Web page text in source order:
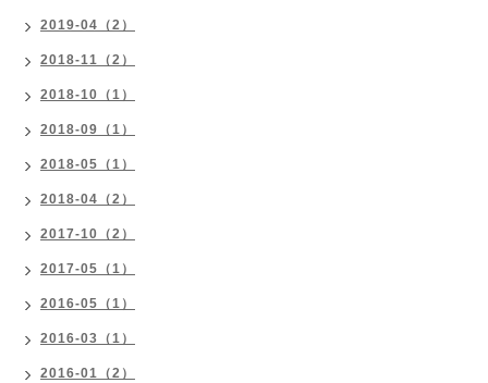
2019-04（2）
2018-11（2）
2018-10（1）
2018-09（1）
2018-05（1）
2018-04（2）
2017-10（2）
2017-05（1）
2016-05（1）
2016-03（1）
2016-01（2）